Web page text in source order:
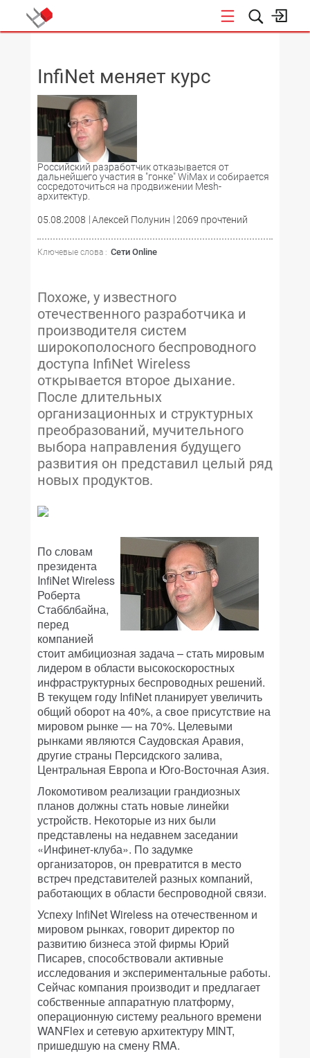
InfiNet меняет курс
Российский разработчик отказывается от
дальнейшего участия в "гонке" WiMax и собирается
сосредоточиться на продвижении Mesh-
архитектур.
05.08.2008 Алексей Полунин 2069 прочтений
Ключевые слова : Сети Online
Похоже, у известного
отечественного разработчика и
производителя систем
широкополосного беспроводного
доступа InfiNet Wireless
открывается второе дыхание.
После длительных
организационных и структурных
преобразований, мучительного
выбора направления будущего
развития он представил целый ряд
новых продуктов.
По словам
президента
InfiNet Wireless
Роберта
Стабблбайна,
перед
компанией
стоит амбициозная задача – стать мировым
лидером в области высокоскоростных
инфраструктурных беспроводных решений.
В текущем году InfiNet планирует увеличить
общий оборот на 40%, а свое присутствие на
мировом рынке — на 70%. Целевыми
рынками являются Саудовская Аравия,
другие страны Персидского залива,
Центральная Европа и Юго-Восточная Азия.
Локомотивом реализации грандиозных
планов должны стать новые линейки
устройств. Некоторые из них были
представлены на недавнем заседании
«Инфинет-клуба». По задумке
организаторов, он превратится в место
встреч представителей разных компаний,
работающих в области беспроводной связи.
Успеху InfiNet Wireless на отечественном и
мировом рынках, говорит директор по
развитию бизнеса этой фирмы Юрий
Писарев, способствовали активные
исследования и экспериментальные работы.
Сейчас компания производит и предлагает
собственные аппаратную платформу,
операционную систему реального времени
WANFlex и сетевую архитектуру MINT,
пришедшую на смену RMA.